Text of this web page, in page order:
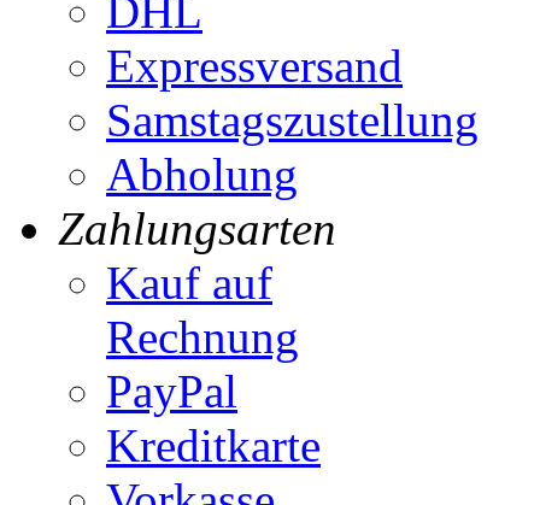
DHL
Expressversand
Samstagszustellung
Abholung
Zahlungsarten
Kauf auf
Rechnung
PayPal
Kreditkarte